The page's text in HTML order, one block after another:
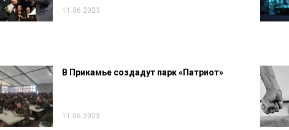
11.06.2023
В Прикамье создадут парк «Патриот»
11.06.2023